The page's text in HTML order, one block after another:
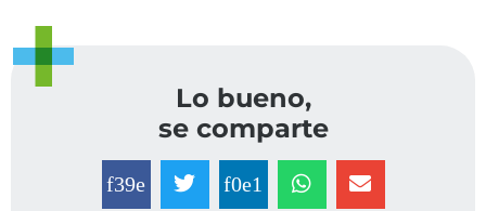
Lo bueno,
se comparte